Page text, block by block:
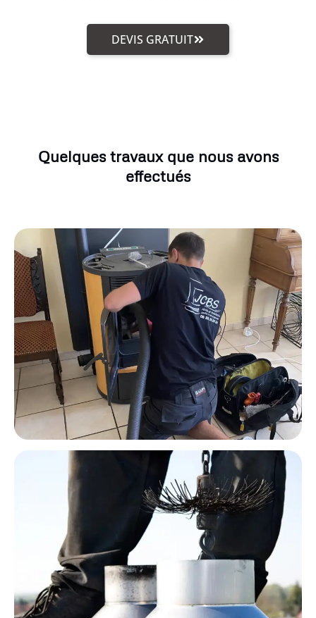
DEVIS GRATUIT
Quelques travaux que nous avons
effectués